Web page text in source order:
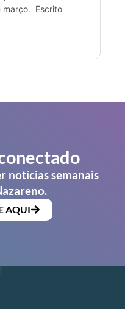
março. Escrito
notícias semanais
AQUI